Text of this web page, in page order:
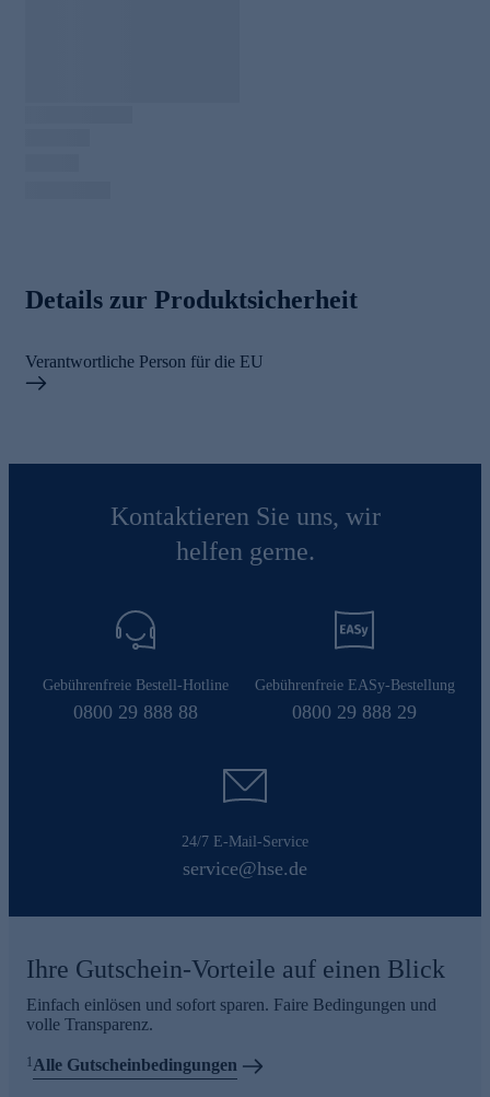
Details zur Produktsicherheit
Verantwortliche Person für die EU
Kontaktieren Sie uns, wir
helfen gerne.
Gebührenfreie Bestell-Hotline
0800 29 888 88
Gebührenfreie EASy-Bestellung
0800 29 888 29
24/7 E-Mail-Service
service@hse.de
Ihre Gutschein-Vorteile auf einen Blick
Einfach einlösen und sofort sparen. Faire Bedingungen und
volle Transparenz.
1 Alle Gutscheinbedingungen